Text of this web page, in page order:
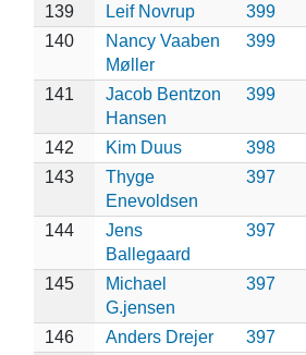
139 Leif Novrup
399
140
Nancy Vaaben
Møller
399
141
Jacob Bentzon
Hansen
399
142 Kim Duus 398
143
Thyge
Enevoldsen
397
144
Jens
Ballegaard
397
145
Michael
G.jensen
397
146 Anders Drejer
397